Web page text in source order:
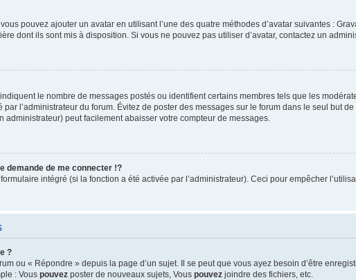
pouvez ajouter un avatar en utilisant l’une des quatre méthodes d’avatar suivantes :
dont ils sont mis à disposition. Si vous ne pouvez pas utiliser d’avatar, contactez un
le nombre de messages postés ou identifient certains membres tels que les
par l’administrateur du forum. Évitez de poster des messages sur le forum dans le seul but
peut facilement abaisser votre compteur de messages.
demande de me connecter !?
intégré (si la fonction a été activée par l’administrateur). Ceci pour empêcher
?
ou « Répondre » depuis la page d’un sujet. Il se peut que vous ayez besoin d’être
: Vous pouvez poster de nouveaux sujets, Vous pouvez joindre des fichiers, etc.